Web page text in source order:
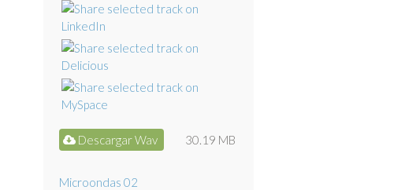
Descargar Wav 30.19 MB
Microondas 02